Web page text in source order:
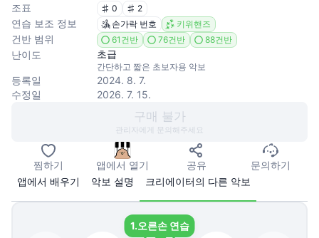
조표
0 2
연습 보조 정보 손가락 번호 키위핸즈
건반 범위 61건반 76건반 88건반
난이도 초급
간단하고 짧은 초보자용 악보
등록일
2024. 8. 7.
수정일
2026. 7. 15.
구매 불가
관리자에게 문의해주세요
찜하기 앱에서 열기 공유
문의하기
앱에서 배우기
악보 설명 크리에이터의 다른 악보
1.오른손 연습